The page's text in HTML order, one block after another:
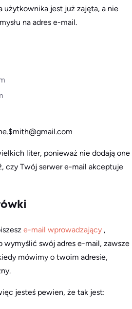
użytkownika jest już zajęta, a nie
na adres e-mail.
liter, ponieważ nie dodają one
czy Twój serwer e-mail akceptuje
e-mail wprowadzający ,
wymyślić swój adres e-mail, zawsze
mówimy o twoim adresie,
jesteś pewien, że tak jest: